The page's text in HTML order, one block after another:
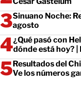
Sinuano Noche:
agosto
¿Qué pasó con
dónde está hoy? |
Resultados del
Ve los números